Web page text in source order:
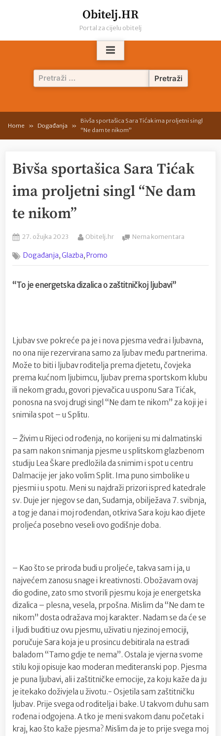
Obitelj.HR
Portal za cijelu obitelj
Pretraži:
Home Događanja
Bivša sportašica Sara Tićak ima proljetni singl
“Ne dam te nikom”
Bivša sportašica Sara Tićak
ima proljetni singl “Ne dam
te nikom”
Posted
27. ožujka 2023 By
Obitelj.hr Nema komentara
Sara
te
nikom”
Događanja,Glazba,Promo
“To je energetska dizalica o zaštitničkoj ljubavi”
Ljubav sve pokreće pa je i nova pjesma vedra i ljubavna,
no ona nije rezervirana samo za ljubav među partnerima.
Može to biti i ljubav roditelja prema djetetu, čovjeka
prema kućnom ljubimcu, ljubav prema sportskom klubu
ili nekom gradu, govori pjevačica u usponu Sara Tićak,
ponosna na svoj drugi singl “Ne dam te nikom” za koji je i
snimila spot – u Splitu.
– Živim u Rijeci od rođenja, no korijeni su mi dalmatinski
pa sam nakon snimanja pjesme u splitskom glazbenom
studiju Lea Škare predložila da snimim i spot u centru
Dalmacije jer jako volim Split. Ima puno simbolike u
pjesmi i u spotu. Meni su najdraži prizori ispred katedrale
sv. Duje jer njegov se dan, Sudamja, obilježava 7. svibnja,
a tog je dana i moj rođendan, otkriva Sara koju kao dijete
proljeća posebno veseli ovo godišnje doba.
– Kao što se priroda budi u proljeće, takva sam i ja, u
najvećem zanosu snage i kreativnosti. Obožavam ovaj
dio godine, zato smo stvorili pjesmu koja je energetska
dizalica – plesna, vesela, prpošna. Mislim da “Ne dam te
nikom” dosta odražava moj karakter. Nadam se da će se
i ljudi buditi uz ovu pjesmu, uživati u njezinoj emociji,
poručuje Sara koja je u prosincu debitirala na estradi
baladom “Tamo gdje te nema”. Ostala je vjerna svome
stilu koji opisuje kao moderan mediteranski pop. Pjesma
je puna ljubavi, ali i zaštitničke emocije, za koju kaže da ju
je itekako doživjela u životu.- Osjetila sam zaštitničku
ljubav. Prije svega od roditelja i bake. U takvom duhu sam
rođena i odgojena. A tko je meni svakom danu početak i
kraj, kao što kaže pjesma? Mislim da je to prije svega moj